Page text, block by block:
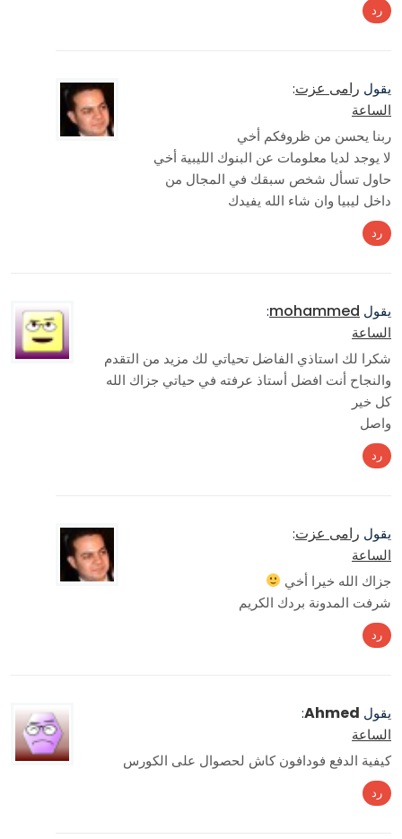
رد
يقول رامى عزت:
الساعة
ربنا يحسن من ظروفكم أخي
لا يوجد لديا معلومات عن البنوك الليبية أخي
حاول تسأل شخص سبقك في المجال من
داخل ليبيا وان شاء الله يفيدك
رد
يقول mohammed
:
الساعة
شكرا لك استاذي الفاضل تحياتي لك مزيد من التقدم
والنجاح أنت افضل أستاذ عرفته في حياتي جزاك الله
كل خير
واصل
رد
يقول رامى عزت:
الساعة
جزاك الله خيرا أخي
شرفت المدونة بردك الكريم
رد
يقول Ahmed
:
الساعة
كيفية الدفع فودافون كاش لحصوال على الكورس
رد